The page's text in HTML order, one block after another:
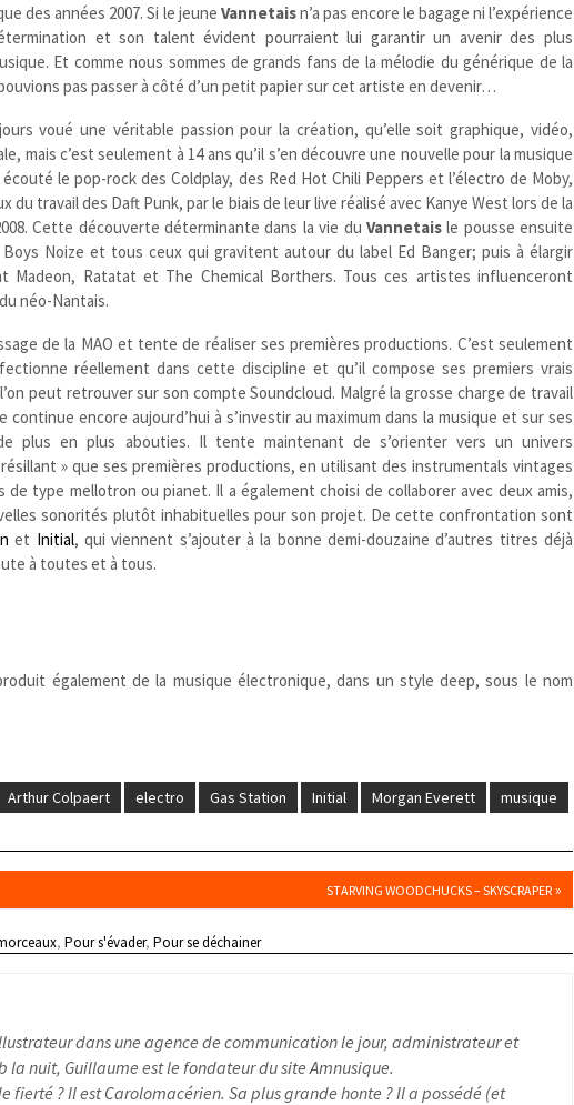
des années 2007. Si le jeune Vannetaisn’a pas encore le bagage ni l’expérience
et son talent évident pourraient lui garantir un avenir des plus
Et comme nous sommes de grands fans de la mélodie du générique de la
pas passer à côté d’un petit papier sur cet artiste en devenir…
voué une véritable passion pour la création, qu’elle soit graphique, vidéo,
mais c’est seulement à 14 ans qu’il s’en découvre une nouvelle pour la musique
le pop-rock des Coldplay, des Red Hot Chili Peppers et l’électro de Moby,
du travail des Daft Punk, par le biais de leur live réalisé avec Kanye West lors de la
Cette découverte déterminante dans la vie du Vannetaisle pousse ensuite
Noize et tous ceux qui gravitent autour du label Ed Banger; puis à élargir
Madeon, Ratatat et The Chemical Borthers. Tous ces artistes influenceront
néo-Nantais.
de la MAO et tente de réaliser ses premières productions. C’est seulement
réellement dans cette discipline et qu’il compose ses premiers vrais
peut retrouver sur son compte Soundcloud. Malgré la grosse charge de travail
encore aujourd’hui à s’investir au maximum dans la musique et sur ses
plus en plus abouties. Il tente maintenant de s’orienter vers un univers
» que ses premières productions, en utilisant des instrumentals vintages
de type mellotron ou pianet. Il a également choisi de collaborer avec deux amis,
sonorités plutôt inhabituelles pour son projet. De cette confrontation sont
et Initial, qui viennent s’ajouter à la bonne demi-douzaine d’autres titres déjà
à toutes et à tous.
également de la musique électronique, dans un style deep, sous le nom
Arthur Colpaert electro Gas Station Initial Morgan Everett
musique
STARVING WOODCHUCKS – SKYSCRAPER »
,Pour s'évader,Pour se déchainer
dans une agence de communication le jour, administrateur et
la nuit, Guillaume est le fondateur du site Amnusique.
fierté ? Il est Carolomacérien. Sa plus grande honte ? Il a possédé (et